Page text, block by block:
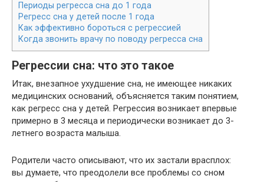
Периоды регресса сна до 1 года
Регресс сна у детей после 1 года
Как эффективно бороться с регрессией
Когда звонить врачу по поводу регресса сна
Регрессии сна: что это такое
Итак, внезапное ухудшение сна, не имеющее никаких
медицинских оснований, объясняется таким понятием,
как регресс сна у детей. Регрессия возникает впервые
примерно в 3 месяца и периодически возникает до 3-
летнего возраста малыша.
Родители часто описывают, что их застали врасплох:
вы думаете, что преодолели все проблемы со сном